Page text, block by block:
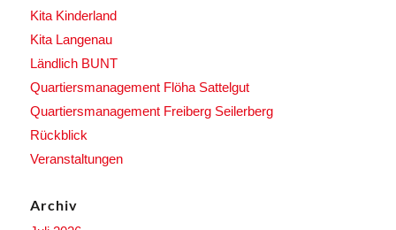
Kita Kinderland
Kita Langenau
Ländlich BUNT
Quartiersmanagement Flöha Sattelgut
Quartiersmanagement Freiberg Seilerberg
Rückblick
Veranstaltungen
Archiv